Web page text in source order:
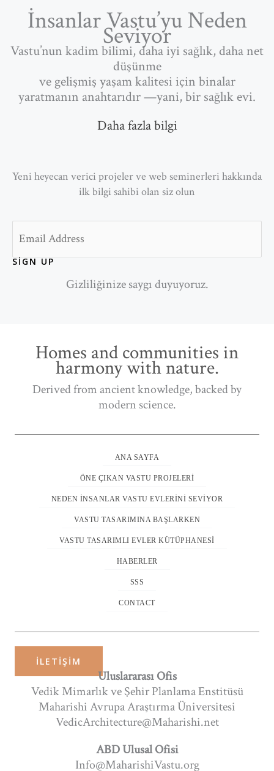
İnsanlar Vastu’yu Neden
Seviyor
Vastu’nun kadim bilimi, daha iyi sağlık, daha net
düşünme
ve gelişmiş yaşam kalitesi için binalar
yaratmanın anahtarıdır —yani, bir sağlık evi.
Daha fazla bilgi
Yeni heyecan verici projeler ve web seminerleri hakkında
ilk bilgi sahibi olan siz olun
SIGN UP
Gizliliğinize saygı duyuyoruz.
Homes and communities in
harmony with nature.
Derived from ancient knowledge, backed by
modern science.
ANA SAYFA
ÖNE ÇIKAN VASTU PROJELERI
NEDEN İNSANLAR VASTU EVLERINI SEVIYOR
VASTU TASARIMINA BAŞLARKEN
VASTU TASARIMLI EVLER KÜTÜPHANESI
HABERLER
SSS
CONTACT
İLETIŞIM
Uluslararası Ofis
Vedik Mimarlık ve Şehir Planlama Enstitüsü
Maharishi Avrupa Araştırma Üniversitesi
VedicArchitecture@Maharishi.net
ABD Ulusal Ofisi
Info@MaharishiVastu.org